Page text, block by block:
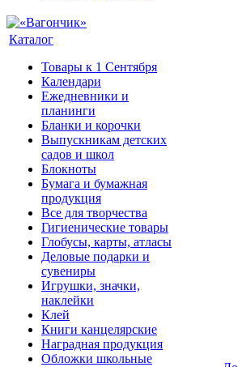
Каталог
Товары к 1 Сентября
Календари
Ежедневники и
планинги
Бланки и корочки
Выпускникам детских
садов и школ
Блокноты
Бумага и бумажная
продукция
Все для творчества
Гигиенические товары
Глобусы, карты, атласы
Деловые подарки и
сувениры
Игрушки, значки,
наклейки
Клей
Книги канцелярские
Наградная продукция
Обложки школьные